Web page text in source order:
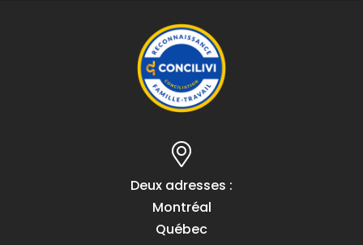
Deux adresses :
Montréal
Québec